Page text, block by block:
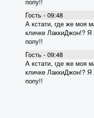
Гость - 09:48
А кстати, где же моя
кличке ЛаккиДжон!? Я
попу!!
Гость - 09:48
А кстати, где же моя
кличке ЛаккиДжон!? Я
попу!!